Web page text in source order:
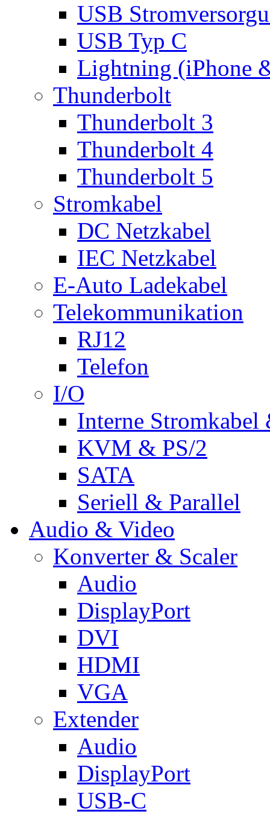
USB
USB Typ C
Lightning (iPhone
Thunderbolt
Thunderbolt 3
Thunderbolt 4
Thunderbolt 5
Stromkabel
DC Netzkabel
IEC Netzkabel
E-Auto Ladekabel
Telekommunikation
RJ12
Telefon
I/O
Interne Stromkabel
KVM & PS/2
SATA
Seriell & Parallel
Audio & Video
Konverter & Scaler
Audio
DisplayPort
DVI
HDMI
VGA
Extender
Audio
DisplayPort
USB-C